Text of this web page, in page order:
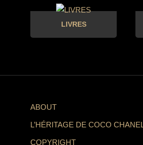
LIVRES
ABOUT
L’HÉRITAGE DE COCO
COPYRIGHT